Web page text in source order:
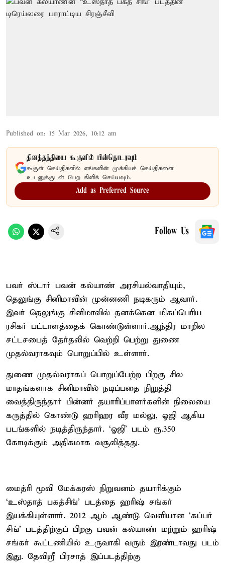
Published on: 15 Mar 2026, 10:12 am
தினத்தந்தியை கூகுளில் பின்தொடரவும்
கூகுள் செய்திகளில் எங்களின் முக்கியச் செய்திகளை
உடனுக்குடன் பெற கிளிக் செய்யவும்.
Add as Preferred Source
Follow Us
பவர் ஸ்டார் பவன் கல்யாண் அரசியல்வாதியும்,
தெலுங்கு சினிமாவின் முன்னணி நடிகரும் ஆவார்.
இவர் தெலுங்கு சினிமாவில் தனக்கென மிகப்பெரிய
ரசிகர் பட்டாளத்தைக் கொண்டுள்ளார்.ஆந்திர மாறில
சட்டசபைத் தேர்தலில் வெற்றி பெற்று துணை
முதல்வராகவும் பொறுப்பில் உள்ளார்.
துணை முதல்வராகப் பொறுப்பேற்ற பிறகு சில
மாதங்களாக சினிமாவில் நடிப்பதை நிறுத்தி
வைத்திருந்தார் பின்னர் தயாரிப்பாளர்களின் நிலையை
கருத்தில் கொண்டு ஹரிஹர வீர மல்லு, ஓஜி ஆகிய
படங்களில் நடித்திருந்தார். ‘ஓஜி’ படம் ரூ.350
கோடிக்கும் அதிகமாக வசூலித்தது.
மைத்ரி மூவி மேக்கரஸ் நிறுவனம் தயாரிக்கும்
‘உஸ்தாத் பகத்சிங்’ படத்தை ஹரிஷ் சங்கர்
இயக்கியுள்ளார். 2012 ஆம் ஆண்டு வெளியான ‘கப்பர்
சிங்’ படத்திற்குப் பிறகு பவன் கல்யாண் மற்றும் ஹரிஷ்
சங்கர் கூட்டணியில் உருவாகி வரும் இரண்டாவது படம்
இது. தேவிஸ்ரீ பிரசாத் இப்படத்திற்கு